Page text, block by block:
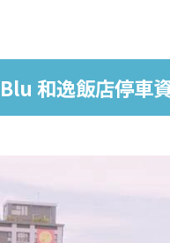
Blu和逸飯店停車